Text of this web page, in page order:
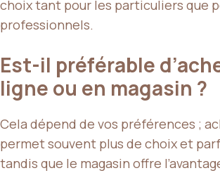
choix tant pour les particuliers que
professionnels.
Est-il préférable
ligne ou en magasin ?
Cela dépend de vos préférences ;
permet souvent plus de choix et
tandis que le magasin offre